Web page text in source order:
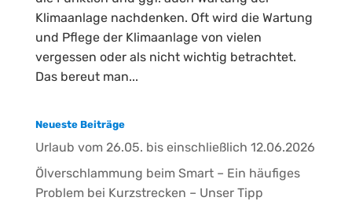
Klimaanlage nachdenken. Oft wird die Wartung
und Pflege der Klimaanlage von vielen
vergessen oder als nicht wichtig betrachtet.
Das bereut man...
Neueste Beiträge
Urlaub vom 26.05. bis einschließlich 12.06.2026
Ölverschlammung beim Smart – Ein häufiges
Problem bei Kurzstrecken – Unser Tipp